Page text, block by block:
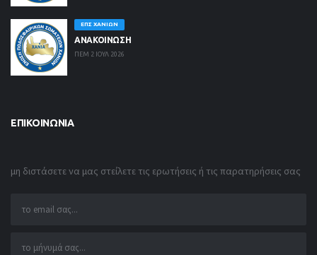
ΕΠΣ ΧΑΝΊΩΝ
ΑΝΑΚΟΙΝΩΣΗ
ΠΕΜ 2 ΙΟΥΛ 2026
ΕΠΙΚΟΙΝΩΝΊΑ
μη διστάσετε να μας στείλετε τις ερωτήσεις ή τις παρατηρήσεις σας